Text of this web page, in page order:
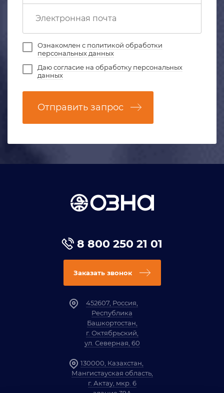
Ознакомлен с политикой обработки
персональных данных
Даюсогласие на обработку персональных
данных
Отправить запрос
8 800 250 21 01
Заказать звонок
452607, Россия,
Республика
Башкортостан,
г. Октябрьский,
ул. Северная, 60
130000, Казахстан,
Мангистауская область,
г. Актау, мкр. 6